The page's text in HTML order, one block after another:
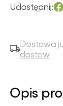
Udostępnij:
Dostawa
dostaw
Opis